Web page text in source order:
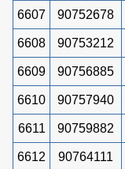
6607 90752678
6608 90753212
6609 90756885
6610 90757940
6611 90759882
6612 90764111